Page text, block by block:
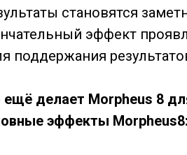
становятся
эффект
поддержания
ещё делает Morpheus 8
эффекты Morpheus8: